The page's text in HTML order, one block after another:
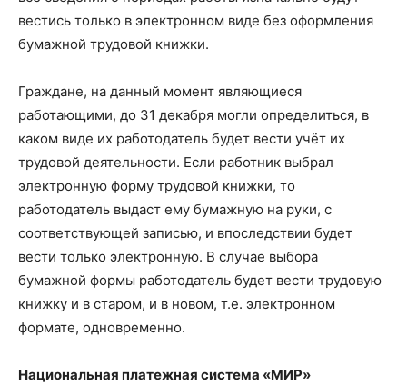
вестись только в электронном виде без оформления
бумажной трудовой книжки.
Граждане, на данный момент являющиеся
работающими, до 31 декабря могли определиться, в
каком виде их работодатель будет вести учёт их
трудовой деятельности. Если работник выбрал
электронную форму трудовой книжки, то
работодатель выдаст ему бумажную на руки, с
соответствующей записью, и впоследствии будет
вести только электронную. В случае выбора
бумажной формы работодатель будет вести трудовую
книжку и в старом, и в новом, т.е. электронном
формате, одновременно.
Национальная платежная система «МИР»